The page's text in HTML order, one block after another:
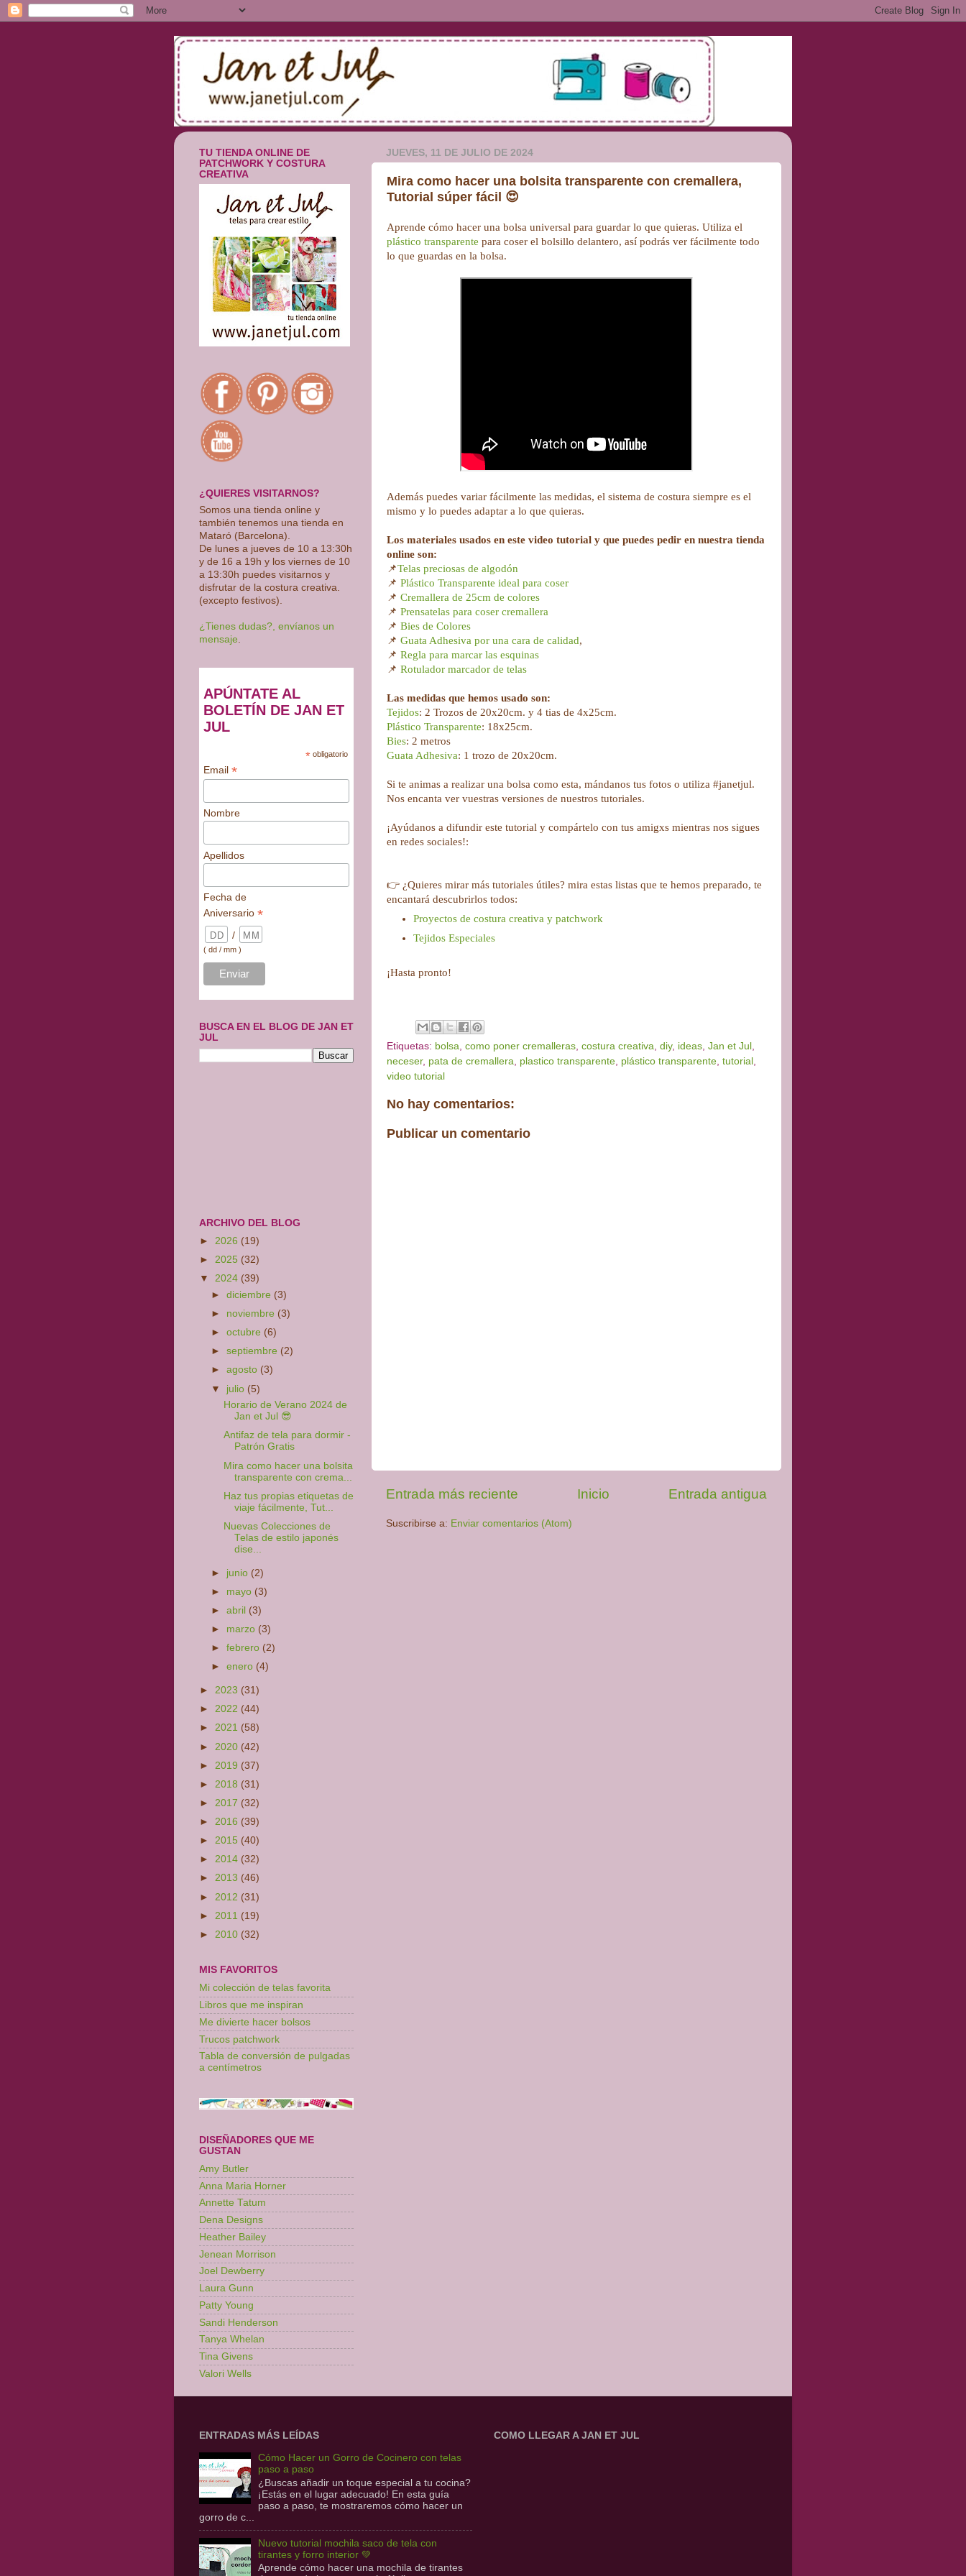
JUEVES, 11 DE JULIO DE 2024
Mira como hacer una bolsita transparente con cremallera,
Tutorial súper fácil 😍
Aprende cómo hacer una bolsa universal para guardar lo que quieras. Utiliza el
plástico transparente para coser el bolsillo delantero, así podrás ver fácilmente todo
lo que guardas en la bolsa.
Además puedes variar fácilmente las medidas, el sistema de costura siempre es el
mismo y lo puedes adaptar a lo que quieras.
Los materiales usados en este video tutorial y que puedes pedir en nuestra tienda
online son:
📌Telas preciosas de algodón
📌 Plástico Transparente ideal para coser
📌 Cremallera de 25cm de colores
📌 Prensatelas para coser cremallera
📌 Bies de Colores
📌 Guata Adhesiva por una cara de calidad,
📌 Regla para marcar las esquinas
📌 Rotulador marcador de telas
Las medidas que hemos usado son:
Tejidos: 2 Trozos de 20x20cm. y 4 tias de 4x25cm.
Plástico Transparente: 18x25cm.
Bies: 2 metros
Guata Adhesiva: 1 trozo de 20x20cm.
Si te animas a realizar una bolsa como esta, mándanos tus fotos o utiliza #janetjul.
Nos encanta ver vuestras versiones de nuestros tutoriales.
¡Ayúdanos a difundir este tutorial y compártelo con tus amigxs mientras nos sigues
en redes sociales!:
​👉 ¿Quieres mirar más tutoriales útiles? mira estas listas que te hemos preparado, te
encantará descubrirlos todos:
Proyectos de costura creativa y patchwork
Tejidos Especiales
¡Hasta pronto!
Etiquetas: bolsa, como poner cremalleras, costura creativa, diy, ideas, Jan et Jul ,
neceser, pata de cremallera, plastico transparente, plástico transparente, tutorial ,
video tutorial
No hay comentarios:
Publicar un comentario
Entrada más reciente Entrada antigua
Inicio
Suscribirse a: Enviar comentarios (Atom)
TU TIENDA ONLINE DE
PATCHWORK Y COSTURA
CREATIVA
¿QUIERES VISITARNOS?
Somos una tienda online y
también tenemos una tienda en
Mataró (Barcelona).
De lunes a jueves de 10 a 13:30h
y de 16 a 19h y los viernes de 10
a 13:30h puedes visitarnos y
disfrutar de la costura creativa.
(excepto festivos).
¿Tienes dudas?, envíanos un
mensaje.
APÚNTATE AL
BOLETÍN DE JAN ET
JUL
*obligatorio
Email*
Nombre
Apellidos
Fecha de
Aniversario*
/
( dd / mm )
BUSCA EN EL BLOG DE JAN ET
JUL
ARCHIVO DEL BLOG
► 2026 (19)
► 2025 (32)
▼ 2024 (39)
►diciembre (3)
► noviembre (3)
►octubre (6)
►septiembre (2)
►agosto (3)
▼ julio (5)
Horario de Verano 2024 de
Jan et Jul 😎
Antifaz de tela para dormir -
Patrón Gratis
Mira como hacer una bolsita
transparente con crema...
Haz tus propias etiquetas de
viaje fácilmente, Tut...
Nuevas Colecciones de
Telas de estilo japonés
dise...
► junio (2)
► mayo (3)
►abril (3)
► marzo (3)
►febrero (2)
►enero (4)
► 2023 (31)
► 2022 (44)
► 2021 (58)
► 2020 (42)
► 2019 (37)
► 2018 (31)
► 2017 (32)
► 2016 (39)
► 2015 (40)
► 2014 (32)
► 2013 (46)
► 2012 (31)
► 2011 (19)
► 2010 (32)
MIS FAVORITOS
Mi colección de telas favorita
Libros que me inspiran
Me divierte hacer bolsos
Trucos patchwork
Tabla de conversión de pulgadas
a centímetros
DISEÑADORES QUE ME
GUSTAN
Amy Butler
Anna Maria Horner
Annette Tatum
Dena Designs
Heather Bailey
Jenean Morrison
Joel Dewberry
Laura Gunn
Patty Young
Sandi Henderson
Tanya Whelan
Tina Givens
Valori Wells
ENTRADAS MÁS LEÍDAS
Cómo Hacer un Gorro de Cocinero con telas
paso a paso
¿Buscas añadir un toque especial a tu cocina?
¡Estás en el lugar adecuado! En esta guía
paso a paso, te mostraremos cómo hacer un
gorro de c...
Nuevo tutorial mochila saco de tela con
tirantes y forro interior 💚
Aprende cómo hacer una mochila de tirantes
COMO LLEGAR A JAN ET JUL